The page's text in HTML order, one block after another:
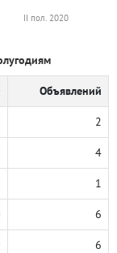
II пол. 2020
Объявлений
2
4
1
6
6